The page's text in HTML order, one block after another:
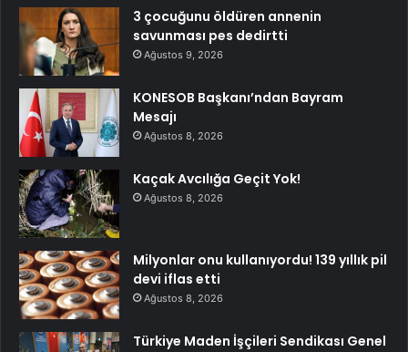
3 çocuğunu öldüren annenin
savunması pes dedirtti
Ağustos 9, 2026
KONESOB Başkanı’ndan Bayram
Mesajı
Ağustos 8, 2026
Kaçak Avcılığa Geçit Yok!
Ağustos 8, 2026
Milyonlar onu kullanıyordu! 139 yıllık pil
devi iflas etti
Ağustos 8, 2026
Türkiye Maden İşçileri Sendikası Genel